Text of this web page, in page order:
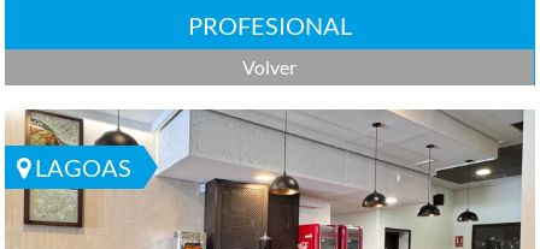
PROFESIONAL
Volver
LAGOAS